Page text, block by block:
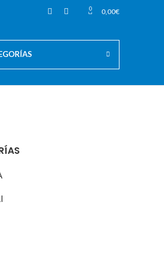
0 0,00€